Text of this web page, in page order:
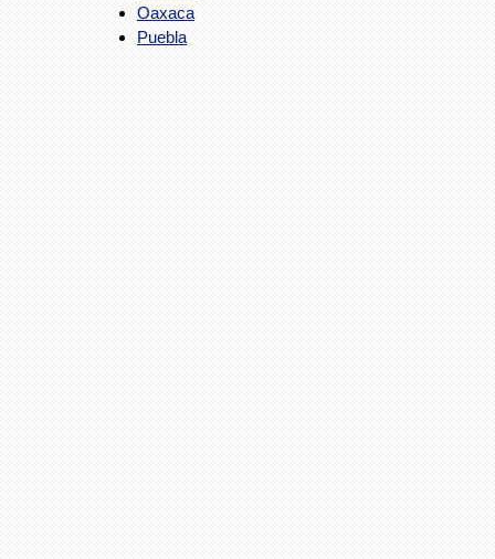
Oaxaca
Puebla